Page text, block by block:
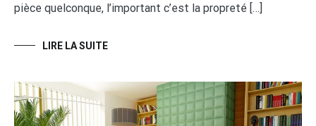
pièce quelconque, l’important c’est la propreté […]
LIRE LA SUITE